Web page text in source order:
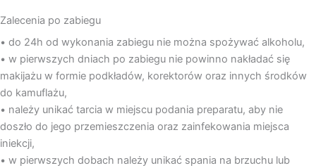
Zalecenia po zabiegu
• do 24h od wykonania zabiegu nie można spożywać alkoholu,
• w pierwszych dniach po zabiegu nie powinno nakładać się
makijażu w formie podkładów, korektorów oraz innych środków
do kamuflażu,
• należy unikać tarcia w miejscu podania preparatu, aby nie
doszło do jego przemieszczenia oraz zainfekowania miejsca
iniekcji,
• w pierwszych dobach należy unikać spania na brzuchu lub